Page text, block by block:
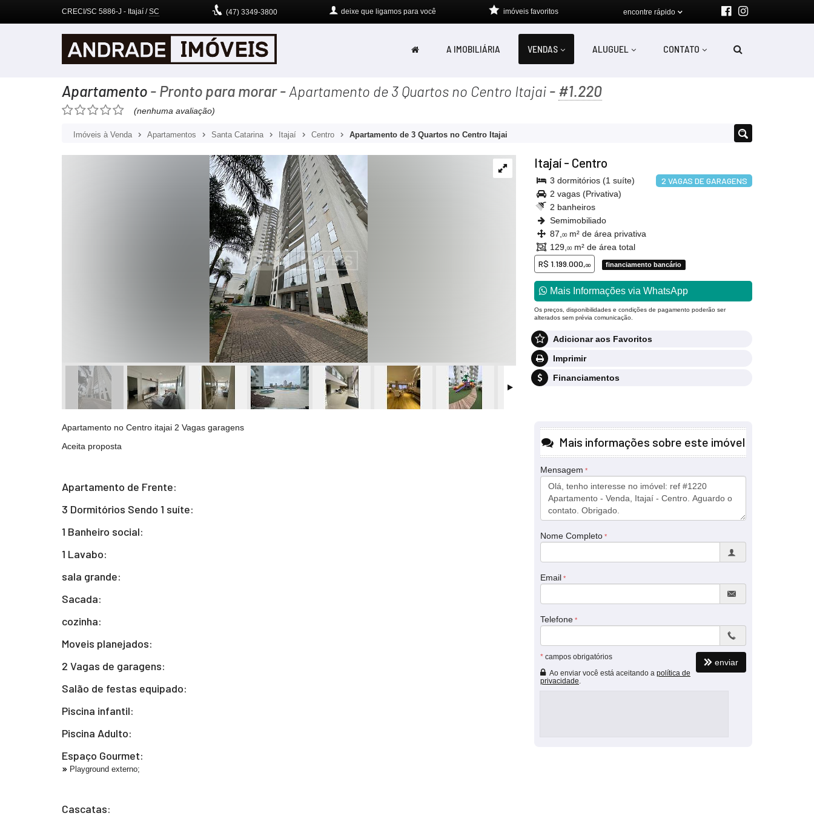
CRECI/SC 5886-J - Itajaí /SC (47) 3349-3800 deixe que ligamos para você encontre rápido
imóveis favoritos
A IMOBILIÁRIA VENDAS ALUGUEL CONTATO
Apartamento - Pronto para morar- Apartamento de 3 Quartos no Centro Itajai - #1.220
(nenhuma avaliação)
Imóveis à Venda Apartamentos Santa Catarina Itajaí Centro Apartamento de 3 Quartos no Centro Itajai
Itajaí - Centro
2 VAGAS DE GARAGENS
3 dormitórios (1 suíte)
2 vagas (Privativa)
2 banheiros
Semimobiliado
87, 00m² de área privativa
129, 00m² de área total
R$ 1.199.000,00 financiamento bancário
Mais Informações via WhatsApp
Os preços, disponibilidades e condições de pagamento poderão ser
alterados sem prévia comunicação.
Adicionar aos Favoritos
Imprimir
Financiamentos
Apartamento no Centro itajai 2 Vagas garagens
Aceita proposta
Apartamento de Frente:
3 Dormitórios Sendo 1 suíte:
1 Banheiro social:
1 Lavabo:
sala grande:
Sacada:
cozinha:
Moveis planejados:
2 Vagas de garagens:
Salão de festas equipado:
Piscina infantil:
Piscina Adulto:
Espaço Gourmet:
Playground externo;
Cascatas:
Mais informações sobre este imóvel
Mensagem
Nome Completo
Email
Telefone
* campos obrigatórios
Ao enviar você está aceitando a política de
privacidade
enviar